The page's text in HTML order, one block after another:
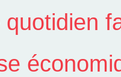
quotidien